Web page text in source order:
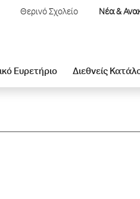
Θερινό Σχολείο Νέα &
Ευρετήριο Διεθνείς